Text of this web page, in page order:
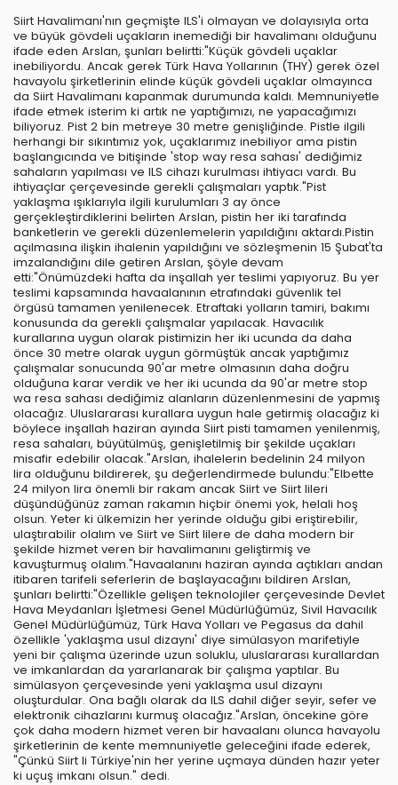
Siirt Havalimanı'nın geçmişte ILS'i olmayan ve dolayısıyla orta
ve büyük gövdeli uçakların inemediği bir havalimanı olduğunu
ifade eden Arslan, şunları belirtti:"Küçük gövdeli uçaklar
inebiliyordu. Ancak gerek Türk Hava Yollarının (THY) gerek özel
havayolu şirketlerinin elinde küçük gövdeli uçaklar olmayınca
da Siirt Havalimanı kapanmak durumunda kaldı. Memnuniyetle
ifade etmek isterim ki artık ne yaptığımızı, ne yapacağımızı
biliyoruz. Pist 2 bin metreye 30 metre genişliğinde. Pistle ilgili
herhangi bir sıkıntımız yok, uçaklarımız inebiliyor ama pistin
başlangıcında ve bitişinde 'stop way resa sahası' dediğimiz
sahaların yapılması ve ILS cihazı kurulması ihtiyacı vardı. Bu
ihtiyaçlar çerçevesinde gerekli çalışmaları yaptık."Pist
yaklaşma ışıklarıyla ilgili kurulumları 3 ay önce
gerçekleştirdiklerini belirten Arslan, pistin her iki tarafında
banketlerin ve gerekli düzenlemelerin yapıldığını aktardı.Pistin
açılmasına ilişkin ihalenin yapıldığını ve sözleşmenin 15 Şubat'ta
imzalandığını dile getiren Arslan, şöyle devam
etti:"Önümüzdeki hafta da inşallah yer teslimi yapıyoruz. Bu yer
teslimi kapsamında havaalanının etrafındaki güvenlik tel
örgüsü tamamen yenilenecek. Etraftaki yolların tamiri, bakımı
konusunda da gerekli çalışmalar yapılacak. Havacılık
kurallarına uygun olarak pistimizin her iki ucunda da daha
önce 30 metre olarak uygun görmüştük ancak yaptığımız
çalışmalar sonucunda 90'ar metre olmasının daha doğru
olduğuna karar verdik ve her iki ucunda da 90'ar metre stop
wa resa sahası dediğimiz alanların düzenlenmesini de yapmış
olacağız. Uluslararası kurallara uygun hale getirmiş olacağız ki
böylece inşallah haziran ayında Siirt pisti tamamen yenilenmiş,
resa sahaları, büyütülmüş, genişletilmiş bir şekilde uçakları
misafir edebilir olacak."Arslan, ihalelerin bedelinin 24 milyon
lira olduğunu bildirerek, şu değerlendirmede bulundu:"Elbette
24 milyon lira önemli bir rakam ancak Siirt ve Siirt lileri
düşündüğünüz zaman rakamın hiçbir önemi yok, helali hoş
olsun. Yeter ki ülkemizin her yerinde olduğu gibi eriştirebilir,
ulaştırabilir olalım ve Siirt ve Siirt lilere de daha modern bir
şekilde hizmet veren bir havalimanını geliştirmiş ve
kavuşturmuş olalım."Havaalanını haziran ayında açtıkları andan
itibaren tarifeli seferlerin de başlayacağını bildiren Arslan,
şunları belirtti:"Özellikle gelişen teknolojiler çerçevesinde Devlet
Hava Meydanları İşletmesi Genel Müdürlüğümüz, Sivil Havacılık
Genel Müdürlüğümüz, Türk Hava Yolları ve Pegasus da dahil
özellikle 'yaklaşma usul dizaynı' diye simülasyon marifetiyle
yeni bir çalışma üzerinde uzun soluklu, uluslararası kurallardan
ve imkanlardan da yararlanarak bir çalışma yaptılar. Bu
simülasyon çerçevesinde yeni yaklaşma usul dizaynı
oluşturdular. Ona bağlı olarak da ILS dahil diğer seyir, sefer ve
elektronik cihazlarını kurmuş olacağız."Arslan, öncekine göre
çok daha modern hizmet veren bir havaalanı olunca havayolu
şirketlerinin de kente memnuniyetle geleceğini ifade ederek,
"Çünkü Siirt li Türkiye'nin her yerine uçmaya dünden hazır yeter
ki uçuş imkanı olsun." dedi.